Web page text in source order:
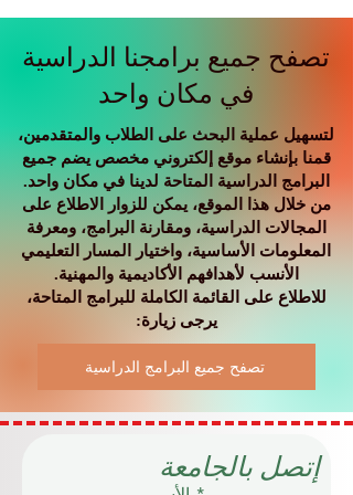
تصفح جميع برامجنا الدراسية
في مكان واحد
لتسهيل عملية البحث على الطلاب والمتقدمين،
قمنا بإنشاء موقع إلكتروني مخصص يضم جميع
البرامج الدراسية المتاحة لدينا في مكان واحد.
من خلال هذا الموقع، يمكن للزوار الاطلاع على
المجالات الدراسية، ومقارنة البرامج، ومعرفة
المعلومات الأساسية، واختيار المسار التعليمي
الأنسب لأهدافهم الأكاديمية والمهنية.
للاطلاع على القائمة الكاملة للبرامج المتاحة،
يرجى زيارة:
تصفح جميع البرامج الدراسية
إتصل بالجامعة